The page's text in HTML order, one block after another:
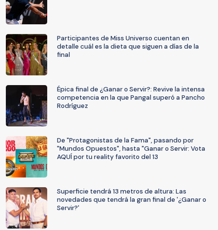
Participantes de Miss Universo cuentan en
detalle cuál es la dieta que siguen a días de la
final
Épica final de ¿Ganar o Servir?: Revive la intensa
competencia en la que Pangal superó a Pancho
Rodríguez
De "Protagonistas de la Fama", pasando por
"Mundos Opuestos", hasta "Ganar o Servir: Vota
AQUÍ por tu reality favorito del 13
Superficie tendrá 13 metros de altura: Las
novedades que tendrá la gran final de '¿Ganar o
Servir?'